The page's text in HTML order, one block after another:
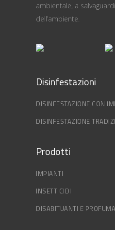
ambientale, a
dell’ambiente.
Disinfestazioni
DISINFESTAZIONE CON
DISINFESTAZIONE
Prodotti
IMPIANTI
INSETTICIDI
DISABITUANTI E